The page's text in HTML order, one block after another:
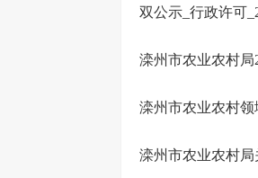
双公示_行政许可
滦州市农业农村
滦州市农业农村
滦州市农业农村